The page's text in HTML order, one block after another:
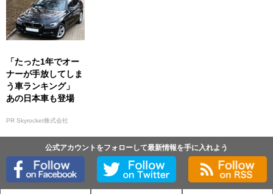
「たった1年でオー
ナーが手放してしま
う車ランキング」
あの日本車も登場
PR Skyrocket株式会社
公式アカウントをフォローして最新情報を手に入れよう